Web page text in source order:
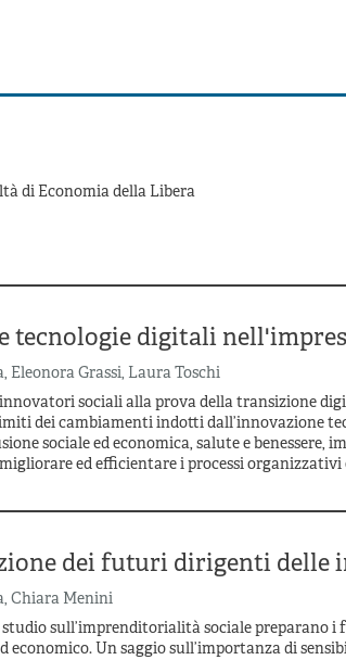
di Economia della Libera
tecnologie digitali
, Eleonora Grassi, Laura Toschi
sociali alla prova della transizione
dei cambiamenti indotti dall’innovazione
sociale ed economica, salute e benessere,
ed efficientare i processi organizzativi
dei futuri dirigenti delle
, Chiara Menini
sull’imprenditorialità sociale preparano
economico. Un saggio sull’importanza di